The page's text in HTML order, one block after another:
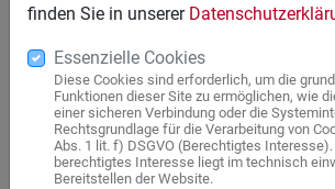
finden Sie in unserer
Essenzielle Cookies
Diese Cookies sind erforderlich, um die
Funktionen dieser Site zu ermöglichen, wie
einer sicheren Verbindung oder die
Rechtsgrundlage für die Verarbeitung von
Abs. 1 lit. f) DSGVO (Berechtigtes Interesse).
berechtigtes Interesse liegt im technisch
Bereitstellen der Website.